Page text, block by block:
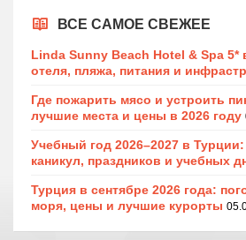
ВСЕ САМОЕ СВЕЖЕЕ
Linda Sunny Beach Hotel & Spa 5*
отеля, пляжа, питания и
Где пожарить мясо и устроить
лучшие места и цены в 2026 году
Учебный год 2026–2027 в
каникул, праздников и учебных
Турция в сентябре 2026 года:
моря, цены и лучшие курорты